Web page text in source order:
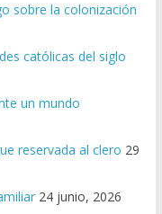
sobre la colonización
católicas del siglo
un mundo
reservada al clero 29
24 junio, 2026